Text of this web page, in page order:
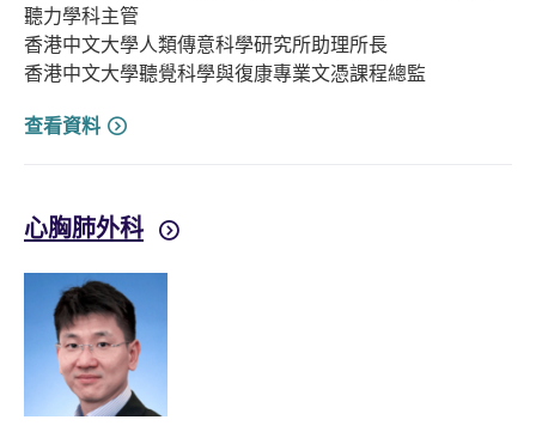
聽力學科主管
香港中文大學人類傳意科學研究所助理所長
香港中文大學聽覺科學與復康專業文憑課程總監
查看資料
心胸肺外科